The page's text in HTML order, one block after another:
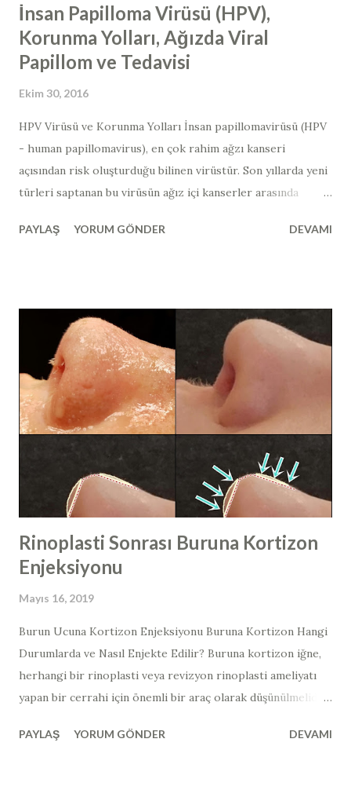
İnsan Papilloma Virüsü (HPV),
Korunma Yolları, Ağızda Viral
Papillom ve Tedavisi
Ekim 30, 2016
HPV Virüsü ve Korunma Yolları İnsan papillomavirüsü (HPV
- human papillomavirus​), en çok rahim ağzı kanseri
açısından risk oluşturduğu bilinen virüstür. Son yıllarda yeni
türleri saptanan bu virüsün ağız içi kanserler arasında
ilişkili lezyonların çoğu iyi huyludur ve zaman zaman
neden olan papilloma virüsleri, toplu olarak insan papilloma
virüs ya da HPV (human papillomavirus​) olarak
adlandırılır. HPV virüsleri, kanserojen özelliklerine göre
yüksek riskli (HR) ve düşük riskli (LR) tip olmak üzere ikiye
ayrılır. HPV virüsleri daha çok deriden deriye temas yolu ile
bulaşır. İnsanlarda en sık düşük riskli HPV
virüsü enfeksiyonları görülür ve çoğunlukla
asemptomatiktir. Papillomavirüs genomu, konakçı hücrenin,
histonları ile dekore edilmiş ...
PAYLAŞ YORUM GÖNDER DEVAMI
Rinoplasti Sonrası Buruna Kortizon
Enjeksiyonu
Mayıs 16, 2019
Burun Ucuna Kortizon Enjeksiyonu Buruna Kortizon Hangi
Durumlarda ve Nasıl Enjekte Edilir? Buruna kortizon iğne,
herhangi bir rinoplasti veya revizyon rinoplasti ameliyatı
yapan bir cerrahi için önemli bir araç olarak düşünülmelidir.
ameliyatı yapılan ve ameliyat sonrası ve 3 ay sonraki burun
PAYLAŞ YORUM GÖNDER DEVAMI